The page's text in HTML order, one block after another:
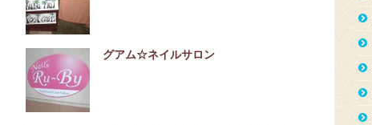
グアム☆ネイルサロン